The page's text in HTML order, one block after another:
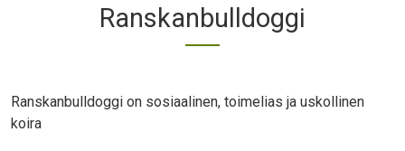
Ranskanbulldoggi
Ranskanbulldoggi on sosiaalinen, toimelias ja uskollinen
koira